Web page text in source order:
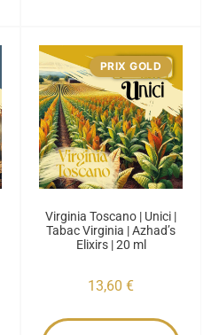
PRIX GOLD
Virginia Toscano | Unici |
Tabac Virginia | Azhad’s
Elixirs | 20 ml
13,60 €